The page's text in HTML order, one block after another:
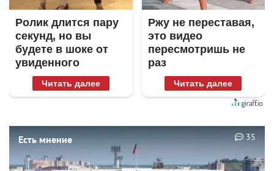
Ролик длится пару
секунд, но вы
будете в шоке от
увиденного
Читать далее
Ржу не переставая,
это видео
пересмотришь не
раз
Читать далее
Есть мнение 35